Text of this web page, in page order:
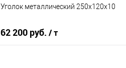
Уголок металлический 250х120х10
62 200 руб. / т